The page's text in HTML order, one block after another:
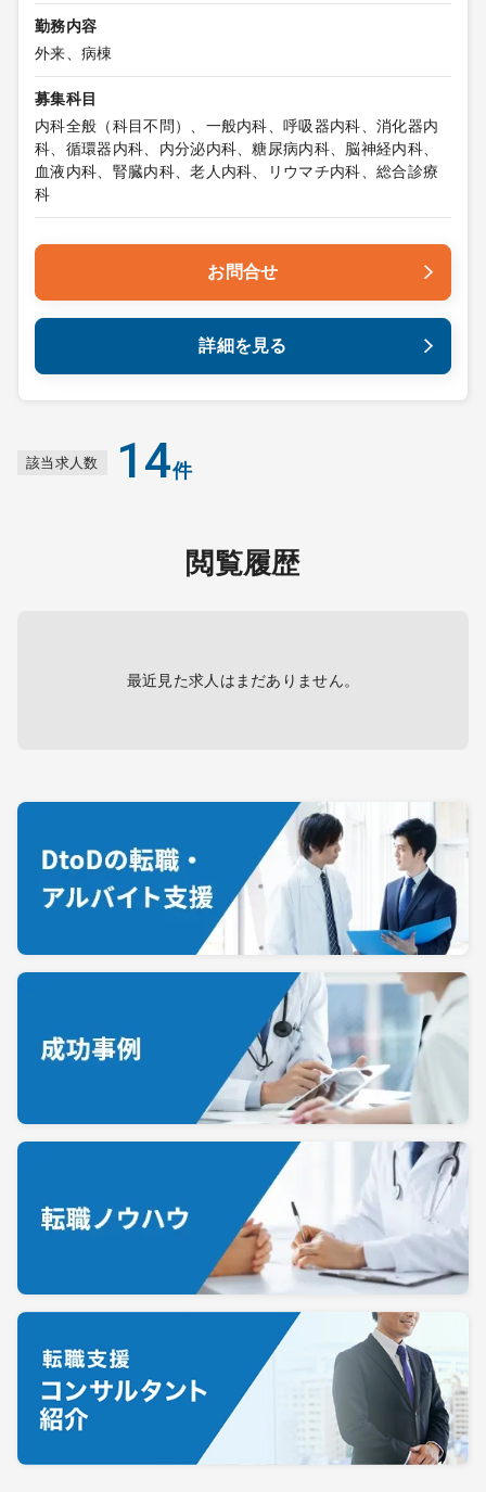
勤務内容
外来、病棟
募集科目
内科全般（科目不問）、一般内科、呼吸器内科、消化器内
科、循環器内科、内分泌内科、糖尿病内科、脳神経内科、
血液内科、腎臓内科、老人内科、リウマチ内科、総合診療
科
お問合せ
詳細を見る
該当求人数 14件
閲覧履歴
最近見た求人はまだありません。